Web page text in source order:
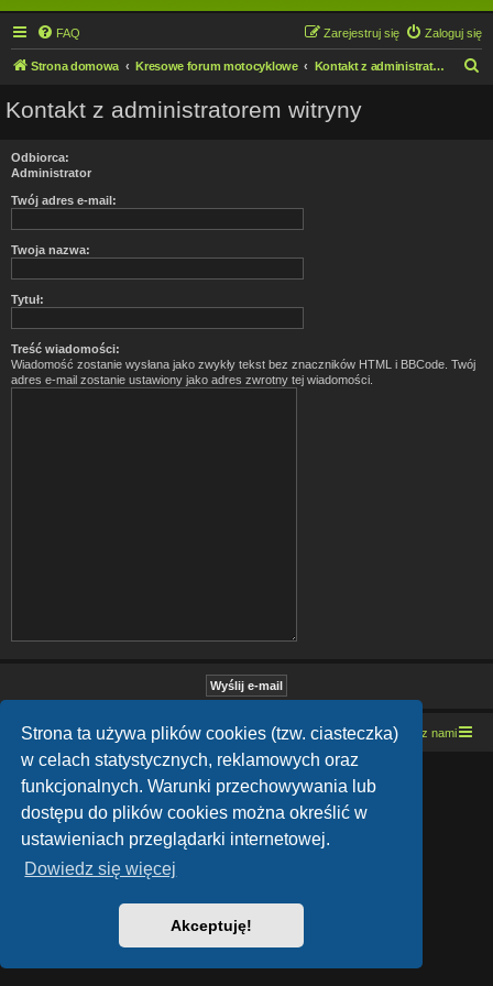
Strona ta używa plików cookies (tzw. ciasteczka)
w celach statystycznych, reklamowych oraz
funkcjonalnych. Warunki przechowywania lub
dostępu do plików cookies można określić w
ustawieniach przeglądarki internetowej.
Dowiedz się więcej
Akceptuję!
FAQ Zaloguj się
Zarejestruj się
Strona domowa Kresowe forum motocyklowe Kontakt z administratorem witryny
Kontakt z administratorem witryny
Odbiorca:
Administrator
Twój adres e-mail:
Twoja nazwa:
Tytuł:
Treść wiadomości:
Wiadomość zostanie wysłana jako zwykły tekst bez znaczników HTML i BBCode. Twój
adres e-mail zostanie ustawiony jako adres zwrotny tej wiadomości.
Strona domowa Kresowe forum motocyklowe Kontakt z nami
Lucid Lime style created by Melvin García
Co-Author:MannixMD
Style Version: 1.1.9
Technologię dostarczaphpBB ® Forum Software © phpBB Limited
Polski pakiet językowy dostarczaphpBB.pl
Zasady ochrony danych osobowych